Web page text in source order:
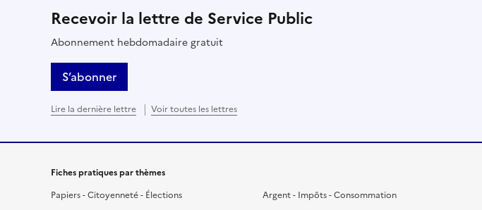
Recevoir la lettre de Service Public
Abonnement hebdomadaire gratuit
S’abonner
Lire la dernière lettre Voir toutes les lettres
Fiches pratiques par thèmes
Papiers - Citoyenneté - Élections
Argent - Impôts - Consommation